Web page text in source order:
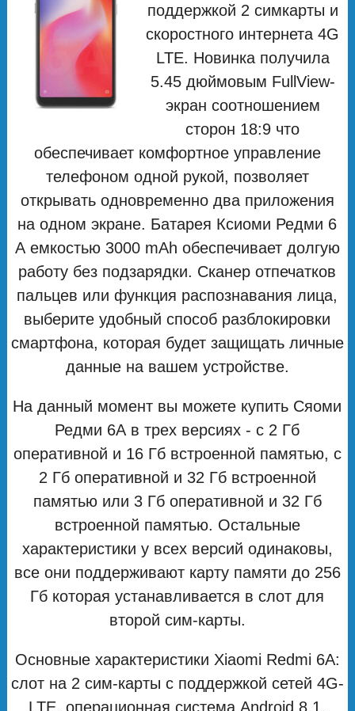
поддержкой 2 симкарты и
скоростного интернета 4G
LTE. Новинка получила
5.45 дюймовым FullView-
экран соотношением
сторон 18:9 что
обеспечивает комфортное управление
телефоном одной рукой, позволяет
открывать одновременно два приложения
на одном экране. Батарея Ксиоми Редми 6
А емкостью 3000 mAh обеспечивает долгую
работу без подзарядки. Сканер отпечатков
пальцев или функция распознавания лица,
выберите удобный способ разблокировки
смартфона, которая будет защищать личные
данные на вашем устройстве.
На данный момент вы можете купить Сяоми
Редми 6А в трех версиях - с 2 Гб
оперативной и 16 Гб встроенной памятью, с
2 Гб оперативной и 32 Гб встроенной
памятью или 3 Гб оперативной и 32 Гб
встроенной памятью. Остальные
характеристики у всех версий одинаковы,
все они поддерживают карту памяти до 256
Гб которая устанавливается в слот для
второй сим-карты.
Основные характеристики Xiaomi Redmi 6A:
слот на 2 сим-карты с поддержкой сетей 4G-
LTE, операционная система Android 8.1,